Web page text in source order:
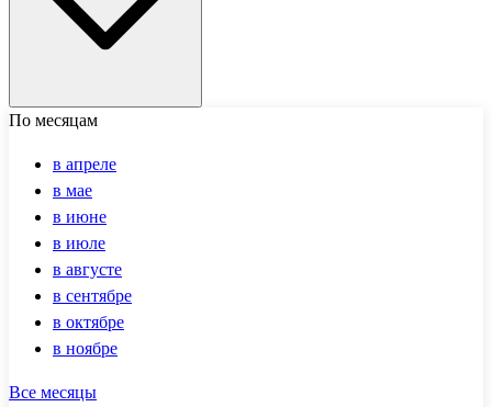
По месяцам
в апреле
в мае
в июне
в июле
в августе
в сентябре
в октябре
в ноябре
Все месяцы